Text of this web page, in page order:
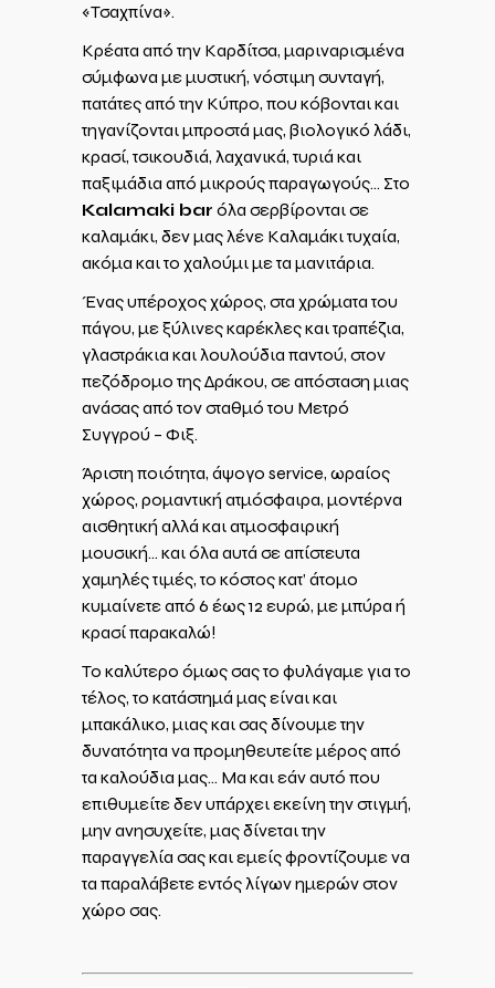
«Τσαχπίνα».
Κρέατα από την Καρδίτσα, μαριναρισμένα
σύμφωνα με μυστική, νόστιμη συνταγή,
πατάτες από την Κύπρο, που κόβονται και
τηγανίζονται μπροστά μας, βιολογικό λάδι,
κρασί, τσικουδιά, λαχανικά, τυριά και
παξιμάδια από μικρούς παραγωγούς… Στο
Kalamaki bar όλα σερβίρονται σε
καλαμάκι, δεν μας λένε Καλαμάκι τυχαία,
ακόμα και το χαλούμι με τα μανιτάρια.
Ένας υπέροχος χώρος, στα χρώματα του
πάγου, με ξύλινες καρέκλες και τραπέζια,
γλαστράκια και λουλούδια παντού, στον
πεζόδρομο της Δράκου, σε απόσταση μιας
ανάσας από τον σταθμό του Μετρό
Συγγρού – Φιξ.
Άριστη ποιότητα, άψογο service, ωραίος
χώρος, ρομαντική ατμόσφαιρα, μοντέρνα
αισθητική αλλά και ατμοσφαιρική
μουσική… και όλα αυτά σε απίστευτα
χαμηλές τιμές, το κόστος κατ’ άτομο
κυμαίνετε από 6 έως 12 ευρώ, με μπύρα ή
κρασί παρακαλώ!
Το καλύτερο όμως σας το φυλάγαμε για το
τέλος, το κατάστημά μας είναι και
μπακάλικο, μιας και σας δίνουμε την
δυνατότητα να προμηθευτείτε μέρος από
τα καλούδια μας… Μα και εάν αυτό που
επιθυμείτε δεν υπάρχει εκείνη την στιγμή,
μην ανησυχείτε, μας δίνεται την
παραγγελία σας και εμείς φροντίζουμε να
τα παραλάβετε εντός λίγων ημερών στον
χώρο σας.